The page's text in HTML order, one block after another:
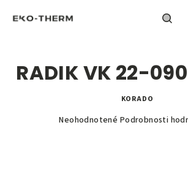
RADIK VK 22-
KORADO
Priemerné
Neohodnotené Podrobnosti